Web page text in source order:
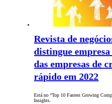
Revista de
distingue
das empresas de
rápido em 2022
Está no “Top 10 Fastest Growing
Insights.